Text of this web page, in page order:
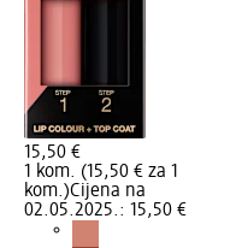
15,50 €
1 kom. (15,50 € za 1
kom.)Cijena na
02.05.2025.: 15,50 €